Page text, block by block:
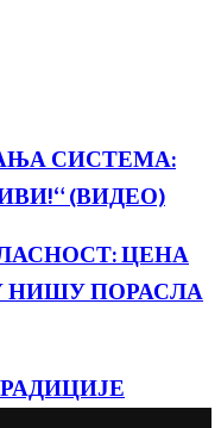
СИСТЕМА:
(ВИДЕО)
ЦЕНА
НИШУ ПОРАСЛА